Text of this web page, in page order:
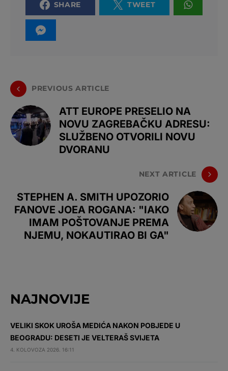
SHARE TWEET
PREVIOUS ARTICLE
ATT EUROPE PRESELIO NA
NOVU ZAGREBAČKU ADRESU:
SLUŽBENO OTVORILI NOVU
DVORANU
NEXT ARTICLE
STEPHEN A. SMITH UPOZORIO
FANOVE JOEA ROGANA: "IAKO
IMAM POŠTOVANJE PREMA
NJEMU, NOKAUTIRAO BI GA"
NAJNOVIJE
VELIKI SKOK UROŠA MEDIĆA NAKON POBJEDE U
BEOGRADU: DESETI JE VELTERAŠ SVIJETA
4. KOLOVOZA 2026. 16:11